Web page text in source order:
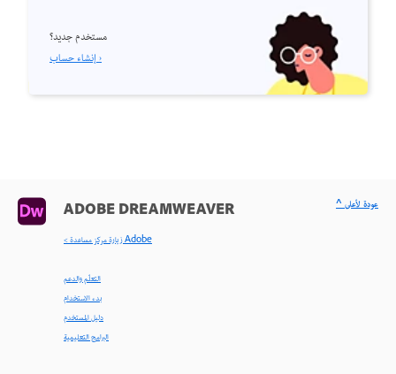
مستخدم جديد؟
إنشاء حساب ›
ADOBE DREAMWEAVER
< زيارة مركز مساعدة Adobe
التعلّم والدعم
بدء الاستخدام
دليل المستخدم
البرامج التعليمية
^ عودة لأعلى